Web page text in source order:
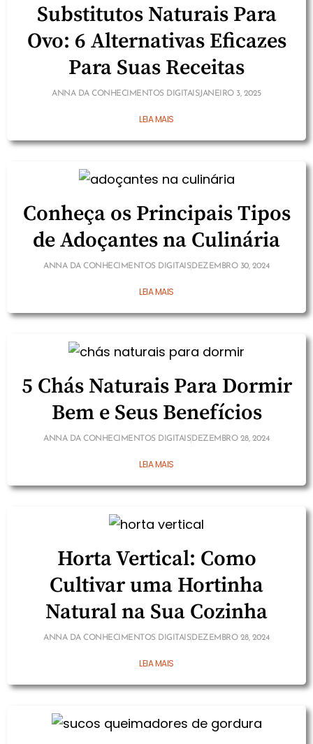
Substitutos Naturais Para
Ovo: 6 Alternativas Eficazes
Para Suas Receitas
ANNA DA CONHECIMENTOS DIGITAISJANEIRO 3, 2025
LEIA MAIS
Conheça os Principais Tipos
de Adoçantes na Culinária
ANNA DA CONHECIMENTOS DIGITAIS DEZEMBRO 30, 2024
LEIA MAIS
5 Chás Naturais Para Dormir
Bem e Seus Benefícios
ANNA DA CONHECIMENTOS DIGITAIS DEZEMBRO 28, 2024
LEIA MAIS
Horta Vertical: Como
Cultivar uma Hortinha
Natural na Sua Cozinha
ANNA DA CONHECIMENTOS DIGITAISDEZEMBRO 28, 2024
LEIA MAIS